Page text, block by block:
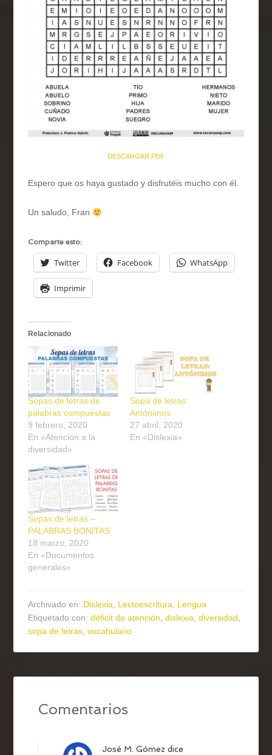
DESCARGAR PDF
Espero que os haya gustado y disfrutéis mucho con él.
Un saludo, Fran
Comparte esto:
Twitter Facebook WhatsApp
Imprimir
Relacionado
Sopas de letras de
palabras compuestas
9 febrero, 2020
En «Atención a la
diversidad»
Sopa de letras:
Antónimos
27 abril, 2020
En «Dislexia»
Sopas de letras –
PALABRAS BONITAS
18 marzo, 2020
En «Documentos
generales»
Archivado en: Dislexia Lectoescritura
Lengua
Etiquetado con:déficit de atención ,dislexia ,diversidad
sopa de letras ,vocabulario
Comentarios
José M. Gómez dice